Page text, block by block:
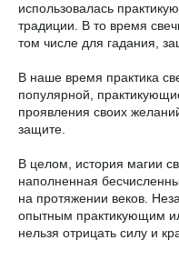
использовалась
традиции. В то время
том числе для гадания,
В наше время практика
популярной,
проявления своих
защите.
В целом, история магии
наполненная
на протяжении веков.
опытным практикующим
нельзя отрицать силу и